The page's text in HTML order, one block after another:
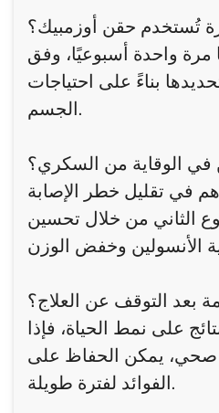
تُستخدم حقن أوزمبيك؟
مرة واحدة أسبوعيًا، وفق
بناءً على احتياجات
الجسم.
الوقاية من السكري؟
في تقليل خطر الإصابة
الثاني من خلال تحسين
بعد التوقف عن العلاج؟
على نمط الحياة، فإذا
صحي، يمكن الحفاظ على
الفوائد لفترة طويلة.